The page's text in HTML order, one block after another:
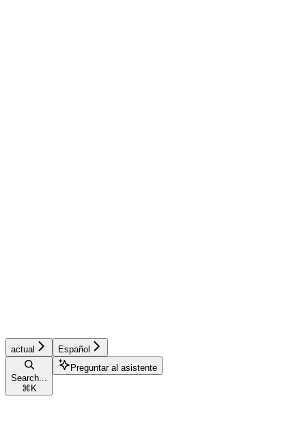
actual Español
Search...
⌘ K
Preguntar al asistente